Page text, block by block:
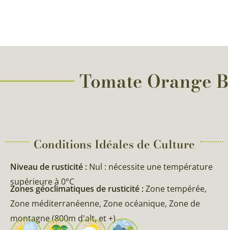
Tomate Orange
Conditions Idéales de Culture
Niveau de rusticité : Nul : nécessite une température
supérieure à 0°C
Zones géoclimatiques de rusticité :Zone tempérée,
Zone méditerranéenne, Zone océanique, Zone de
montagne (800m d'alt, et +)